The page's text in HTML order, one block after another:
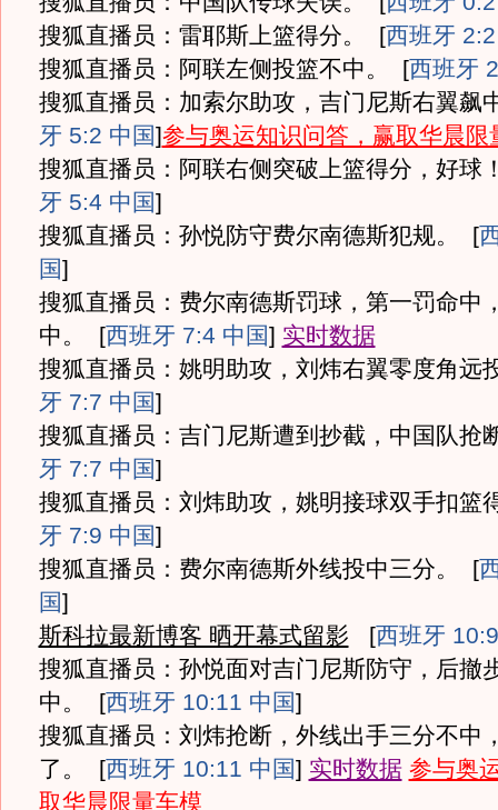
搜狐直播员：雷耶斯上篮得分。
[西班牙
搜狐直播员：阿联左侧投篮不中。
[西班牙
搜狐直播员：加索尔助攻，吉门尼斯右翼飙
牙 5:2 中国]参与奥运知识问答，赢取华晨限
搜狐直播员：阿联右侧突破上篮得分，好球
牙 5:4 中国]
搜狐直播员：孙悦防守费尔南德斯犯规。
[
国]
搜狐直播员：费尔南德斯罚球，第一罚命中
中。
[西班牙 7:4 中国] 实时数据
搜狐直播员：姚明助攻，刘炜右翼零度角远
牙 7:7 中国]
搜狐直播员：吉门尼斯遭到抄截，中国队抢
牙 7:7 中国]
搜狐直播员：刘炜助攻，姚明接球双手扣篮
牙 7:9 中国]
搜狐直播员：费尔南德斯外线投中三分。
[
国]
斯科拉最新博客 晒开幕式留影
[西班牙
搜狐直播员：孙悦面对吉门尼斯防守，后撤
中。
[西班牙 10:11 中国]
搜狐直播员：刘炜抢断，外线出手三分不中
了。
[西班牙 10:11 中国] 实时数据 参与奥
取华晨限量车模